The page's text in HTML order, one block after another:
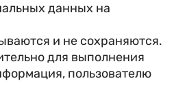
данных на
и не сохраняются.
для выполнения
пользователю